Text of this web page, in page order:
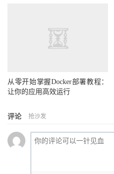
从零开始掌握Docker部署教程：
让你的应用高效运行
评论 抢沙发